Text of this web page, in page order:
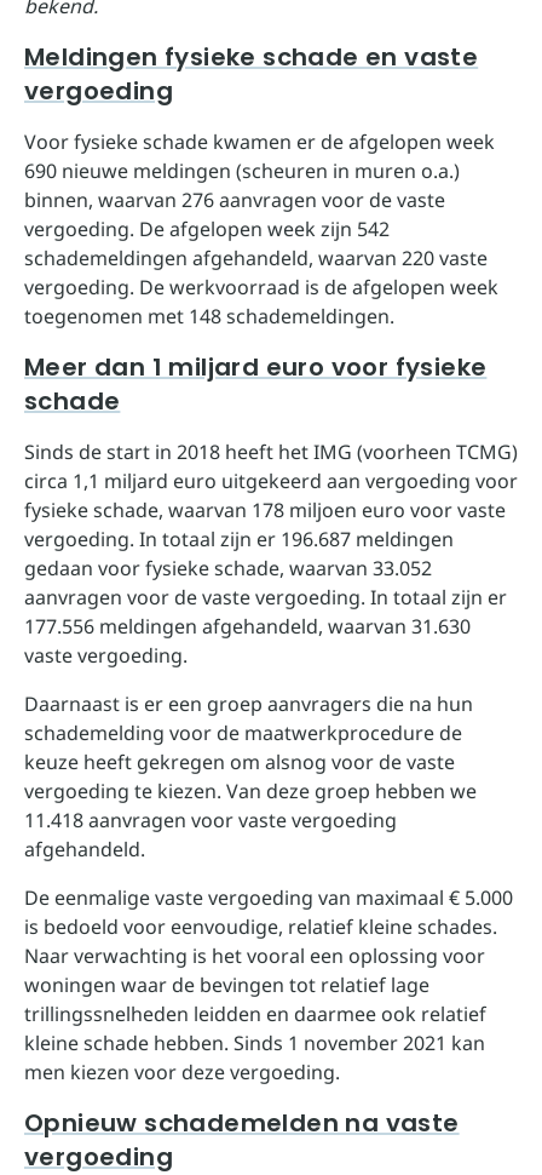
bekend.
Meldingen fysieke schade en vaste
vergoeding
Voor fysieke schade kwamen er de afgelopen week
690 nieuwe meldingen (scheuren in muren o.a.)
binnen, waarvan 276 aanvragen voor de vaste
vergoeding. De afgelopen week zijn 542
schademeldingen afgehandeld, waarvan 220 vaste
vergoeding. De werkvoorraad is de afgelopen week
toegenomen met 148 schademeldingen.
Meer dan 1 miljard euro voor fysieke
schade
Sinds de start in 2018 heeft het IMG (voorheen TCMG)
circa 1,1 miljard euro uitgekeerd aan vergoeding voor
fysieke schade, waarvan 178 miljoen euro voor vaste
vergoeding. In totaal zijn er 196.687 meldingen
gedaan voor fysieke schade, waarvan 33.052
aanvragen voor de vaste vergoeding. In totaal zijn er
177.556 meldingen afgehandeld, waarvan 31.630
vaste vergoeding.
Daarnaast is er een groep aanvragers die na hun
schademelding voor de maatwerkprocedure de
keuze heeft gekregen om alsnog voor de vaste
vergoeding te kiezen. Van deze groep hebben we
11.418 aanvragen voor vaste vergoeding
afgehandeld.
De eenmalige vaste vergoeding van maximaal € 5.000
is bedoeld voor eenvoudige, relatief kleine schades.
Naar verwachting is het vooral een oplossing voor
woningen waar de bevingen tot relatief lage
trillingssnelheden leidden en daarmee ook relatief
kleine schade hebben. Sinds 1 november 2021 kan
men kiezen voor deze vergoeding.
Opnieuw schademelden na vaste
vergoeding